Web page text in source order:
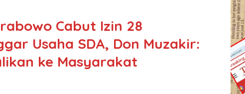
Cabut Izin 28
Usaha SDA, Don Muzakir:
ke Masyarakat